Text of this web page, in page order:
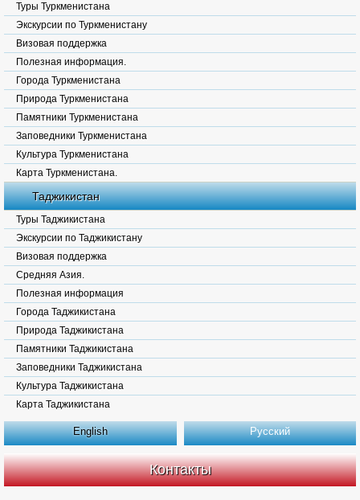
Туры Туркменистана
Экскурсии по Туркменистану
Визовая поддержка
Полезная информация.
Города Туркменистана
Природа Туркменистана
Памятники Туркменистана
Заповедники Туркменистана
Культура Туркменистана
Карта Туркменистана.
Таджикистан
Туры Таджикистана
Экскурсии по Таджикистану
Визовая поддержка
Средняя Азия.
Полезная информация
Города Таджикистана
Природа Таджикистана
Памятники Таджикистана
Заповедники Таджикистана
Культура Таджикистана
Карта Таджикистана
English Русский
Контакты